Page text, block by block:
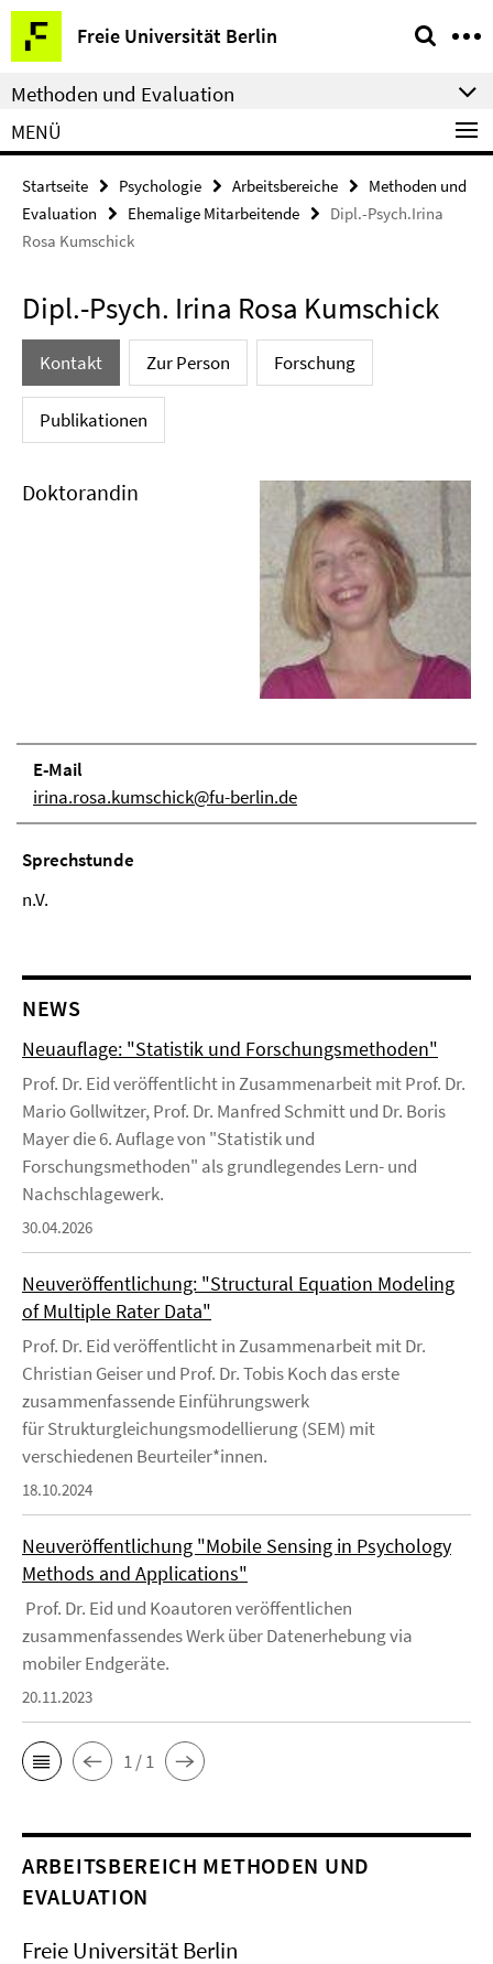
Springe
direkt
zu
Inhalt
Freie Universität Berlin
Service-
Navigation
Methoden und Evaluation
MENÜ
Startseite Psychologie Arbeitsbereiche
Methoden und
Evaluation
Ehemalige Mitarbeitende
Dipl.-Psych.Irina
Rosa Kumschick
Dipl.-Psych. Irina Rosa Kumschick
Kontakt Zur Person Forschung
Publikationen
Doktorandin
E-Mail
irina.rosa.kumschick@fu-berlin.de
Sprechstunde
n.V.
NEWS
Neuauflage: "Statistik und Forschungsmethoden"
Prof. Dr. Eid veröffentlicht in Zusammenarbeit mit Prof. Dr.
Mario Gollwitzer, Prof. Dr. Manfred Schmitt und Dr. Boris
Mayer die 6. Auflage von "Statistik und
Forschungsmethoden" als grundlegendes Lern- und
Nachschlagewerk.
30.04.2026
Neuveröffentlichung: "Structural Equation Modeling
of Multiple Rater Data"
Prof. Dr. Eid veröffentlicht in Zusammenarbeit mit Dr.
Christian Geiser und Prof. Dr. Tobis Koch das erste
zusammenfassende Einführungswerk
für Strukturgleichungsmodellierung (SEM) mit
verschiedenen Beurteiler*innen.
18.10.2024
Neuveröffentlichung "Mobile Sensing in Psychology
Methods and Applications"
Prof. Dr. Eid und Koautoren veröffentlichen
zusammenfassendes Werk über Datenerhebung via
mobiler Endgeräte.
20.11.2023
1 / 1
ARBEITSBEREICH METHODEN UND
EVALUATION
Freie Universität Berlin